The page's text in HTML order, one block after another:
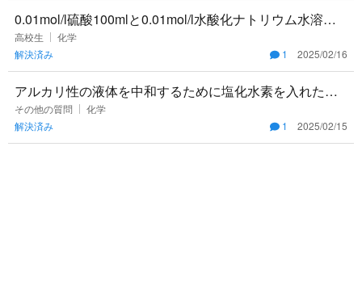
0.01mol/l硫酸100mlと0.01mol/l水酸化ナトリウム水溶液1
00mlの混合液のphを求めていただきたいで
高校生
化学
解決済み
1 2025/02/16
アルカリ性の液体を中和するために塩化水素を入れた場
合、入れすぎて酸性になってしまった液体に塩酸が残っ
て、そこから塩化水素
その他の質問
化学
解決済み
1 2025/02/15